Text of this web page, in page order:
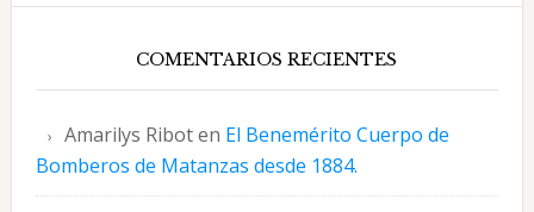
COMENTARIOS RECIENTES
Amarilys Riboten El Benemérito Cuerpo de
Bomberos de Matanzas desde 1884.